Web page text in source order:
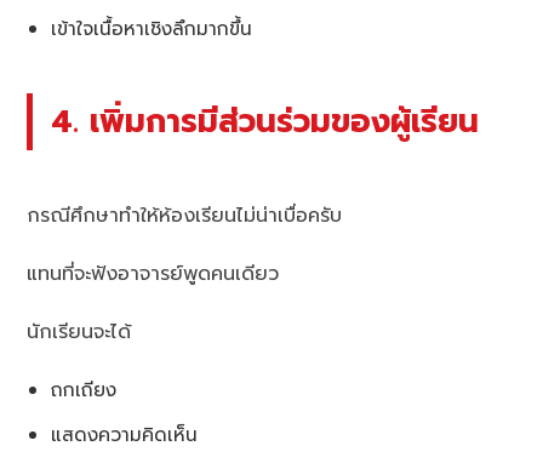
เข้าใจเนื้อหาเชิงลึกมากขึ้น
4. เพิ่มการมีส่วนร่วมของผู้เรียน
กรณีศึกษาทำให้ห้องเรียนไม่น่าเบื่อครับ
แทนที่จะฟังอาจารย์พูดคนเดียว
นักเรียนจะได้
ถกเถียง
แสดงความคิดเห็น